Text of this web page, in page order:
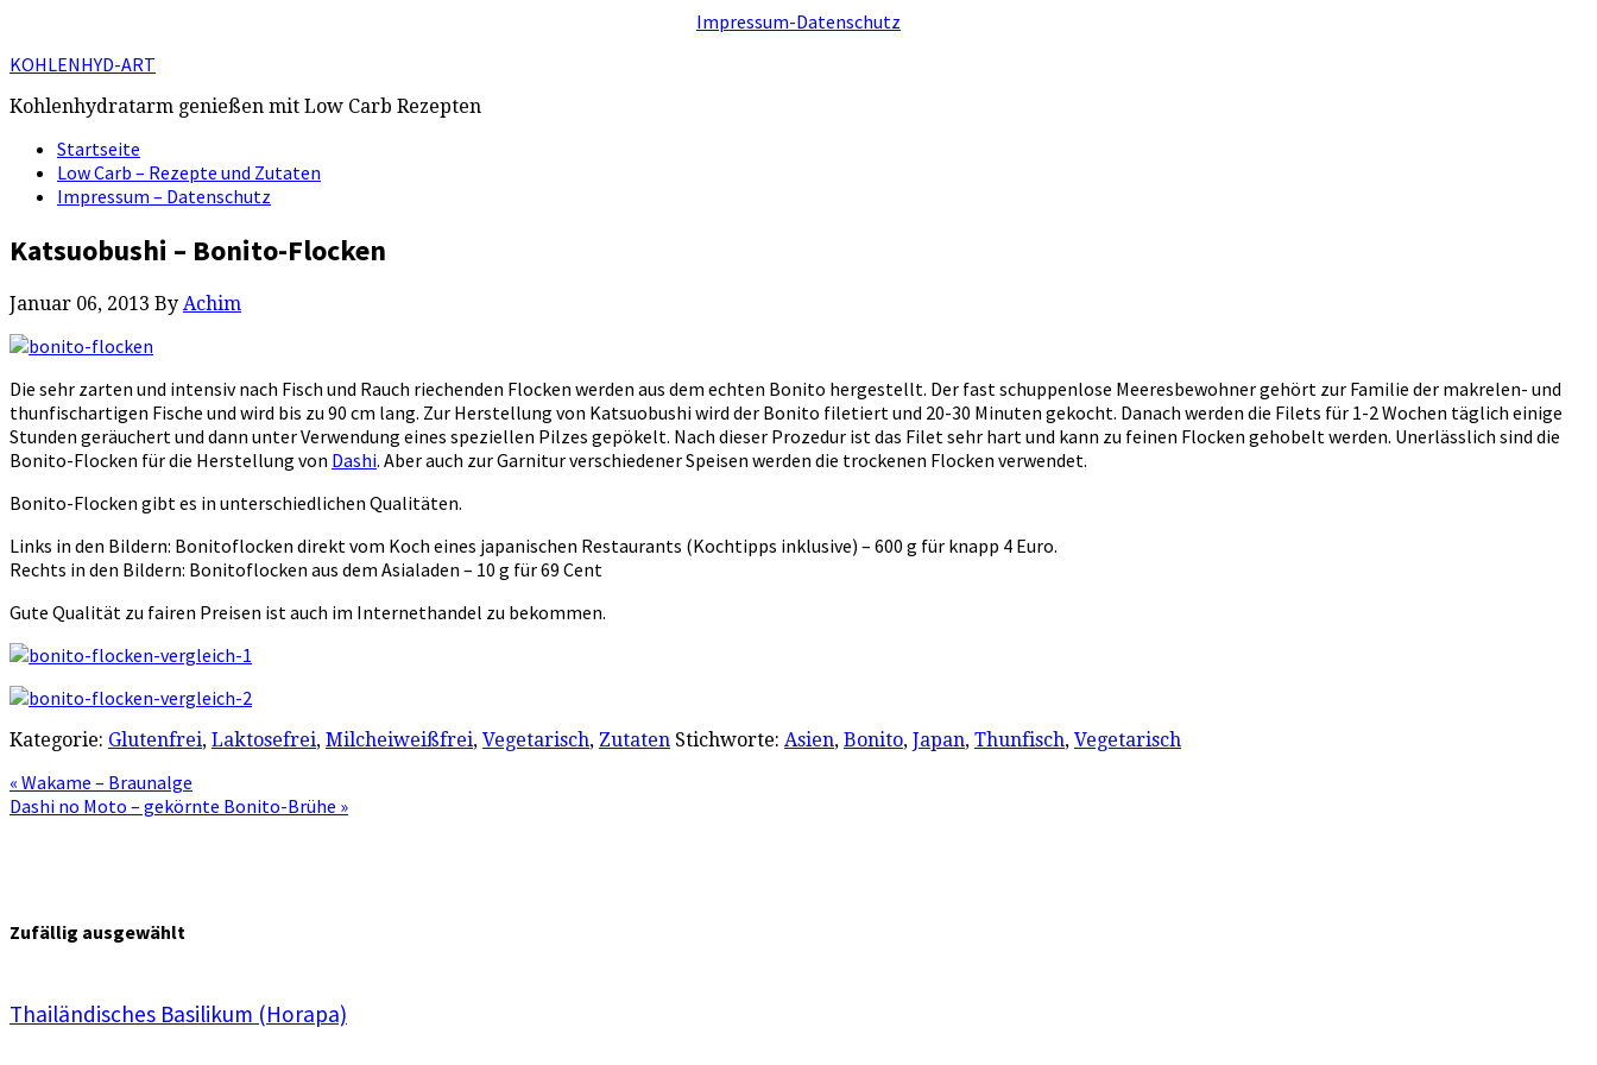
Impressum-Datenschutz
KOHLENHYD-ART
Kohlenhydratarm genießen mit Low Carb Rezepten
Startseite
Low Carb – Rezepte und Zutaten
Impressum – Datenschutz
Katsuobushi – Bonito-Flocken
Januar 06, 2013 By Achim
Die sehr zarten und intensiv nach Fisch und Rauch riechenden Flocken werden aus dem echten Bonito hergestellt. Der fast schuppenlose Meeresbewohner gehört zur Familie der makrelen- und
thunfischartigen Fische und wird bis zu 90 cm lang. Zur Herstellung von Katsuobushi wird der Bonito filetiert und 20-30 Minuten gekocht. Danach werden die Filets für 1-2 Wochen täglich einige
Stunden geräuchert und dann unter Verwendung eines speziellen Pilzes gepökelt. Nach dieser Prozedur ist das Filet sehr hart und kann zu feinen Flocken gehobelt werden. Unerlässlich sind die
Bonito-Flocken für die Herstellung von Dashi. Aber auch zur Garnitur verschiedener Speisen werden die trockenen Flocken verwendet.
Bonito-Flocken gibt es in unterschiedlichen Qualitäten.
Links in den Bildern: Bonitoflocken direkt vom Koch eines japanischen Restaurants (Kochtipps inklusive) – 600 g für knapp 4 Euro.
Rechts in den Bildern: Bonitoflocken aus dem Asialaden – 10 g für 69 Cent
Gute Qualität zu fairen Preisen ist auch im Internethandel zu bekommen.
Kategorie: Glutenfrei, Laktosefrei, Milcheiweißfrei, Vegetarisch, Zutaten Stichworte: Asien, Bonito, Japan, Thunfisch, Vegetarisch
« Wakame – Braunalge
Dashi no Moto – gekörnte Bonito-Brühe »
Zufällig ausgewählt
Thailändisches Basilikum (Horapa)